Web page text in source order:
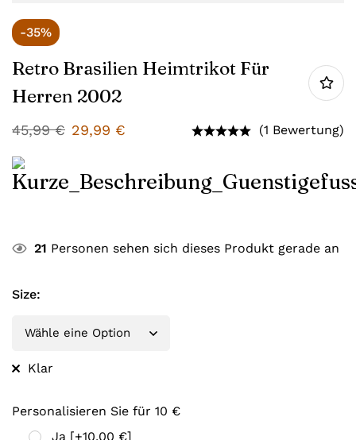
-35%
Retro Brasilien Heimtrikot Für
Herren 2002
45,99€ 29,99 € (1 Bewertung)
21 Personen sehen sich dieses Produkt gerade an
Size:
Klar
Personalisieren Sie für 10 €
Ja [+10,00 €]